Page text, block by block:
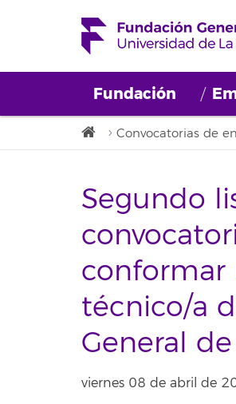
Fundación
Convocatorias de
Segundo
conformar
técnico/a
General
viernes 08 de abril de